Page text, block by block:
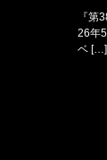
『第
26年
ベ […]